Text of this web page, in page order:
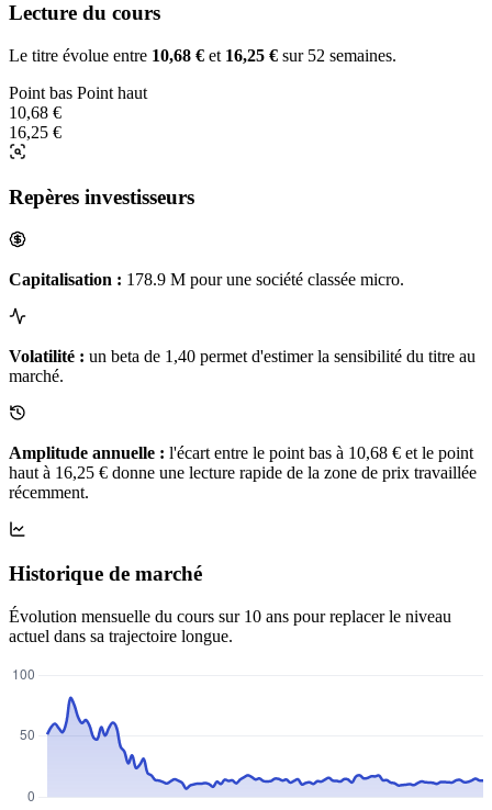
Lecture du cours
Le titre évolue entre 10,68 € et 16,25 € sur 52 semaines.
Point bas Point haut
10,68 €
16,25 €
Repères investisseurs
Capitalisation : 178.9 M pour une société classée micro.
Volatilité : un beta de 1,40 permet d'estimer la sensibilité du titre au
marché.
Amplitude annuelle : l'écart entre le point bas à 10,68 € et le point
haut à 16,25 € donne une lecture rapide de la zone de prix travaillée
récemment.
Historique de marché
Évolution mensuelle du cours sur 10 ans pour replacer le niveau
actuel dans sa trajectoire longue.